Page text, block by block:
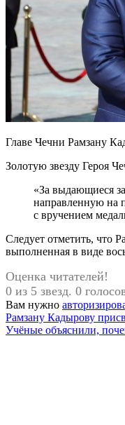
Главе Чечни Рамзану
Золотую звезду Героя
«За выдающиеся
направленную на
с вручением
Следует отметить, что
выполненная в виде
Оценка читателей!
0 из 5 звезд. 0
Вам нужно
Навигация
по
Предыдущая
запись:
Рамзану Кадырову
Следующая
Учёные объяснили,